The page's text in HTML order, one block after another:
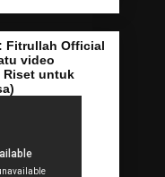
Fitrullah Official
video
Riset untuk